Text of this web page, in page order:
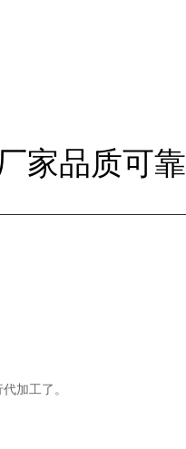
家品质可靠
加工了。